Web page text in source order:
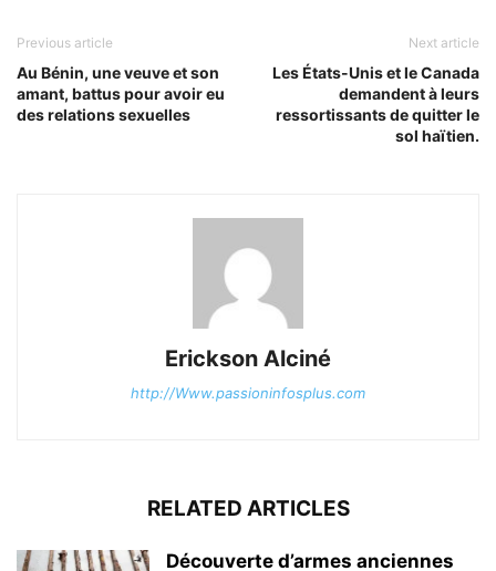
Previous article
Au Bénin, une veuve et son
amant, battus pour avoir eu
des relations sexuelles
Next article
Les États-Unis et le Canada
demandent à leurs
ressortissants de quitter le
sol haïtien.
Erickson Alciné
http://Www.passioninfosplus.com
RELATED ARTICLES
Découverte d’armes anciennes